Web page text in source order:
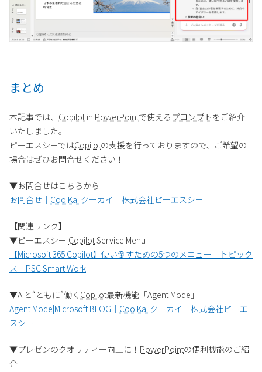
まとめ
本記事では、 Copilot in PowerPointで使える プロンプトをご紹介
いたしました。
ピーエスシーではCopilotの支援を行っておりますので、ご希望の
場合はぜひお問合せください！
▼お問合せはこちらから
お問合せ｜ Coo Kai クーカイ｜株式会社ピーエスシー
【関連リンク】
▼ピーエスシー CopilotService Menu
【Microsoft 365 Copilot】使い倒すための5つのメニュー｜トピック
ス｜PSC Smart Work
▼AIと“ともに”働く―― Copilot最新機能「Agent Mode」
Agent Mode|Microsoft BLOG｜ Coo Kai クーカイ｜株式会社ピーエ
スシー
▼プレゼンのクオリティー向上に！ PowerPointの便利機能のご紹
介